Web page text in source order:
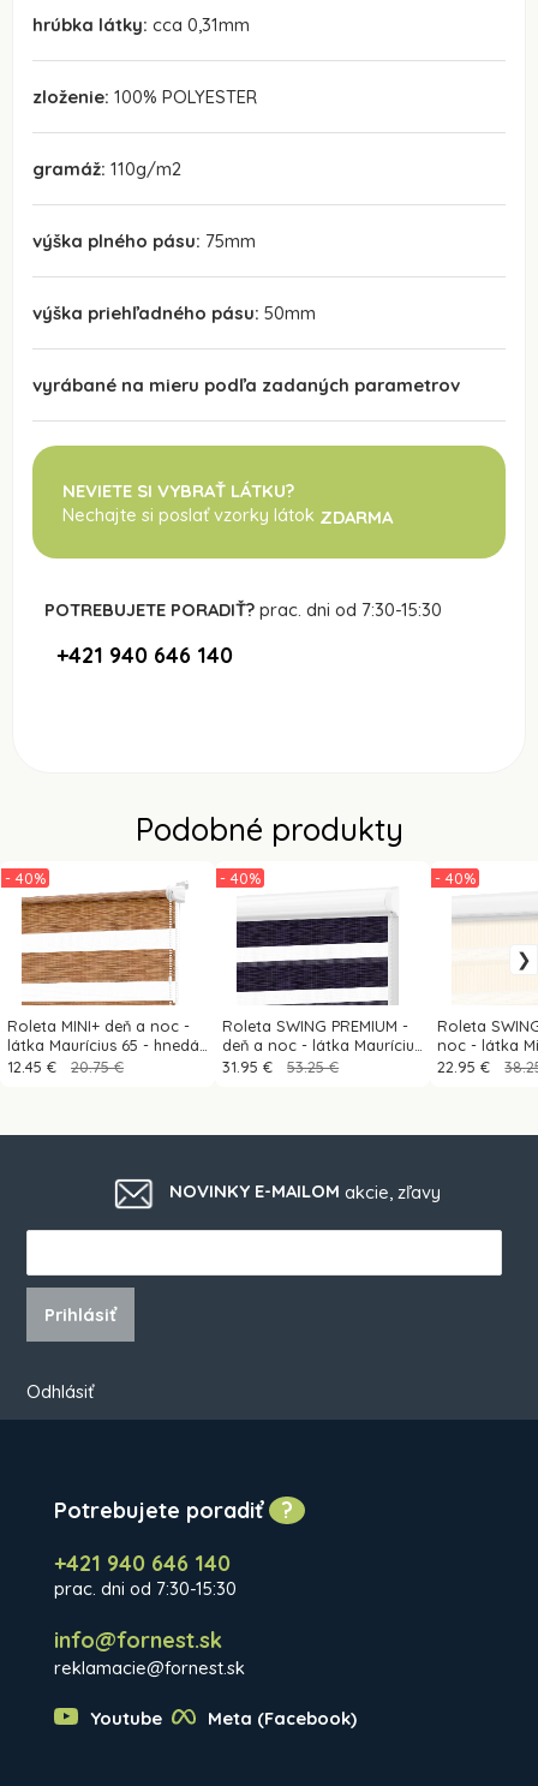
hrúbka látky: cca 0,31mm
zloženie: 100% POLYESTER
gramáž: 110g/m2
výška plného pásu: 75mm
výška priehľadného pásu: 50mm
vyrábané na mieru podľa zadaných parametrov
NEVIETE SI VYBRAŤ LÁTKU?
Nechajte si poslať vzorky látok ZDARMA
POTREBUJETE PORADIŤ? prac. dni od 7:30-15:30
+421 940 646 140
Podobné produkty
Roleta MINI+ deň a noc -
látka Maurícius 65 - hnedá
(dub zlatý)
- 40%
12.45 € 20.75 €
Roleta SWING PREMIUM -
deň a noc - látka Maurícius
68 - tmavo fialová (čierny
- 40%
31.95 € 53.25 €
Roleta
noc - látka
béžová
- 40%
22.95 €
NOVINKY E-MAILOM akcie, zľavy
Prihlásiť
Odhlásiť
Potrebujete poradiť?
+421 940 646 140
prac. dni od 7:30-15:30
info@fornest.sk
reklamacie@fornest.sk
Youtube Meta (Facebook)